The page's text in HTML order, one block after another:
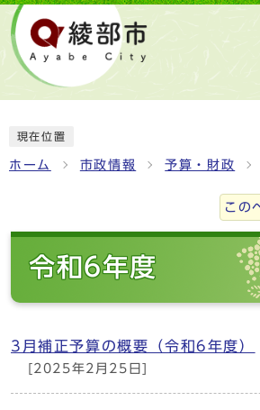
現在位置
ホーム 市政情報 予算・財政
この
令和6年度
3月補正予算の概要（令和6年度）
[2025年2月25日]